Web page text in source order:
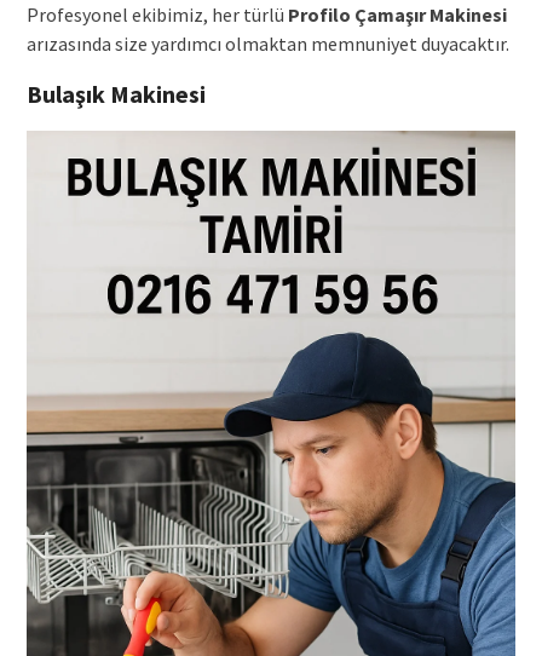
Profesyonel ekibimiz, her türlü Profilo Çamaşır Makinesi
arızasında size yardımcı olmaktan memnuniyet duyacaktır.
Bulaşık Makinesi